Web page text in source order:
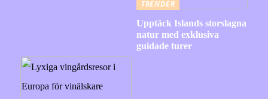
TRENDER
Upptäck Islands storslagna
natur med exklusiva
guidade turer